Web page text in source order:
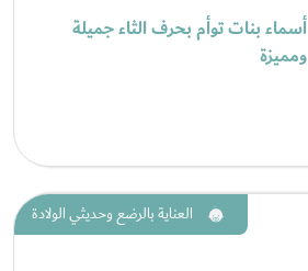
أسماء بنات توأم بحرف الثاء جميلة
ومميزة
العناية بالرضع وحديثي الولادة